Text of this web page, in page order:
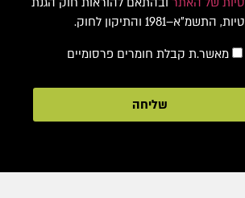
התשמ"א–1981 והתיקון לחוק.
מאשר.ת קבלת חומרים פרסומיים
שליחה